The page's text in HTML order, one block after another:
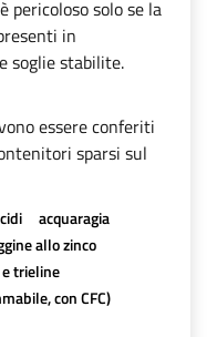
solo se la
in
soglie stabilite.
essere conferiti
sparsi sul
acquaragia
allo zinco
trieline
con CFC)